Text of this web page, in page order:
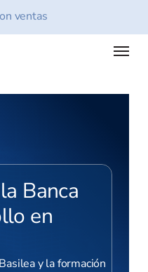
ventas
Menu
Banca
en
y la formación